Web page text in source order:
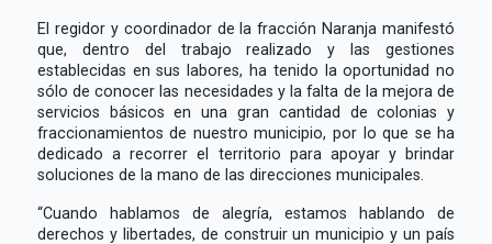
El regidor y coordinador de la fracción Naranja manifestó
que, dentro del trabajo realizado y las gestiones
establecidas en sus labores, ha tenido la oportunidad no
sólo de conocer las necesidades y la falta de la mejora de
servicios básicos en una gran cantidad de colonias y
fraccionamientos de nuestro municipio, por lo que se ha
dedicado a recorrer el territorio para apoyar y brindar
soluciones de la mano de las direcciones municipales.
“Cuando hablamos de alegría, estamos hablando de
derechos y libertades, de construir un municipio y un país